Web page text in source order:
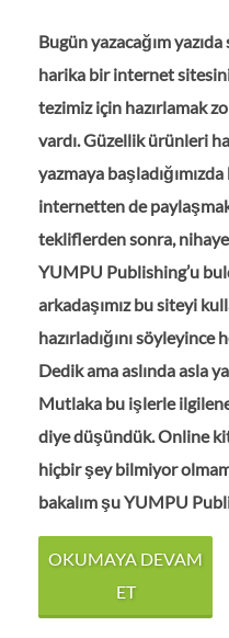
Bugün yazacağım
harika bir internet
tezimiz için hazırlamak
vardı. Güzellik ürünleri
yazmaya
internetten de
tekliflerden sonra,
YUMPU Publishing’u
arkadaşımız bu siteyi
hazırladığını söyleyince
Dedik ama aslında asla
Mutlaka bu işlerle
diye düşündük. Online
hiçbir şey bilmiyor
bakalım şu YUMPU
OKUMAYA DEVAM
ET